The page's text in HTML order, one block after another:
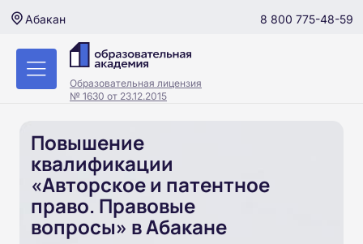
Абакан 8 800 775-48-59
Образовательная лицензия
№ 1630 от 23.12.2015
Повышение
квалификации
«Авторское и патентное
право. Правовые
вопросы» в Абакане